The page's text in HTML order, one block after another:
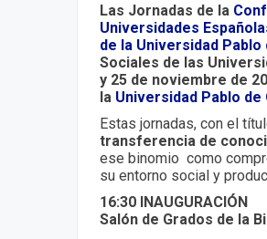
Las Jornadas de la
Universidades
de la Universidad Pablo
Sociales de las
y 25 de noviembre de
la Universidad Pablo de
Estas jornadas, con el
transferencia de
ese binomio como
su entorno social y
16:30 INAUGURACIÓN
Salón de Grados de la